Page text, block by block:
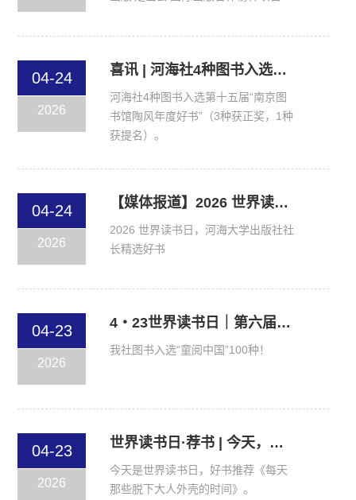
04-24
2026
喜讯 | 河海社4种图书入选第十五届“南京图书馆陶风年度好书”（3种获正奖，1种获提名）
河海社4种图书入选第十五届“南京图
书馆陶风年度好书”（3种获正奖，1种
获提名）。
04-24
2026
【媒体报道】2026 世界读书日，河海大学出版社社长精选好书
2026 世界读书日，河海大学出版社社
长精选好书
04-23
2026
4・23世界读书日｜第六届“童阅中国”孩子们喜爱的原创好童书入围100种图书正式发布
我社图书入选“童阅中国”100种！
04-23
2026
世界读书日·荐书 | 今天，我们不做“大人”
今天是世界读书日，好书推荐《每天
那些脱下大人外壳的时间》。